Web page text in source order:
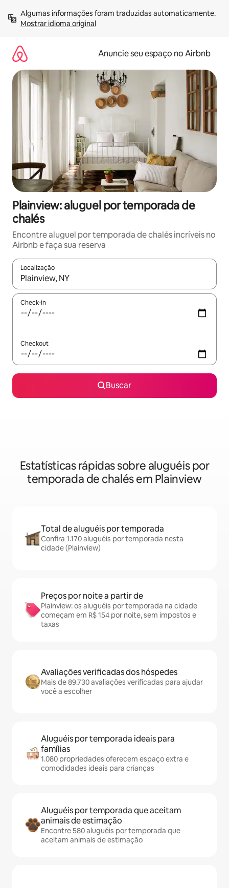
para
Mostrar idioma original
Anuncie seu espaço no Airbnb
Plainview: aluguel por temporada de
chalés
Encontre aluguel por temporada de chalés incríveis no
Airbnb e faça sua reserva
Localização
Quando os resultados estiverem disponíveis, explore-os
Check-in
Checkout
Buscar
Estatísticas rápidas sobre aluguéis por
temporada de chalés em Plainview
Total de aluguéis por temporada
Confira 1.170 aluguéis por temporada nesta
cidade (Plainview)
Preços por noite a partir de
Plainview: os aluguéis por temporada na cidade
começam em R$ 154 por noite, sem impostos e
taxas
Avaliações verificadas dos hóspedes
Mais de 89.730 avaliações verificadas para ajudar
você a escolher
Aluguéis por temporada ideais para
famílias
1.080 propriedades oferecem espaço extra e
comodidades ideais para crianças
Aluguéis por temporada que aceitam
animais de estimação
Encontre 580 aluguéis por temporada que
aceitam animais de estimação